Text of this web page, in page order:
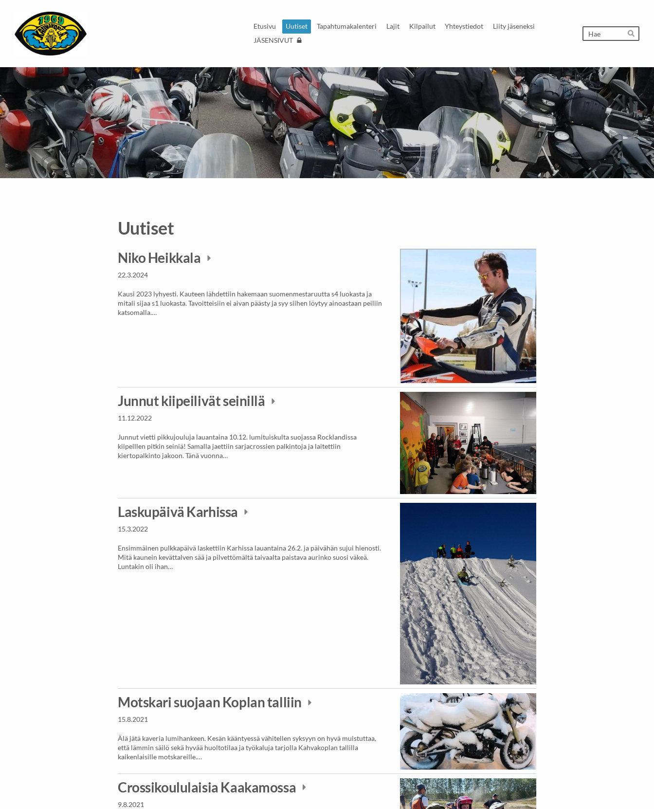
sisältöön
Riihimäen Moottoripyöräkerho Kahvakopla ry.
Etusivu Uutiset Tapahtumakalenteri Lajit Kilpailut Yhteystiedot
Liity jäseneksi
JÄSENSIVUT
Hae
Uutiset
Niko Heikkala
22.3.2024
Kausi 2023 lyhyesti. Kauteen lähdettiin hakemaan suomenmestaruutta s4 luokasta ja
mitali sijaa s1 luokasta. Tavoitteisiin ei aivan päästy ja syy siihen löytyy ainoastaan peiliin
katsomalla.…
Junnut kiipeilivät seinillä
11.12.2022
Junnut vietti pikkujouluja lauantaina 10.12. lumituiskulta suojassa Rocklandissa
kiipeillen pitkin seiniä! Samalla jaettiin sarjacrossien palkintoja ja laitettiin
kiertopalkinto jakoon. Tänä vuonna…
Laskupäivä Karhissa
15.3.2022
Ensimmäinen pulkkapäivä laskettiin Karhissa lauantaina 26.2. ja päivähän sujui hienosti.
Mitä kaunein kevättalven sää ja pilvettömältä taivaalta paistava aurinko suosi väkeä.
Luntakin oli ihan…
Motskari suojaan Koplan talliin
15.8.2021
Älä jätä kaveria lumihankeen. Kesän kääntyessä vähitellen syksyyn on hyvä muistuttaa,
että lämmin säilö sekä hyvää huoltotilaa ja työkaluja tarjolla Kahvakoplan tallilla
kaikenlaisille motskareille.…
Crossikoululaisia Kaakamossa
9.8.2021